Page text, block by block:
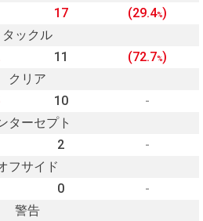
17 (29.4%)
タックル
11 (72.7%)
クリア
10
-
ターセプト
2
-
フサイド
0
-
警告